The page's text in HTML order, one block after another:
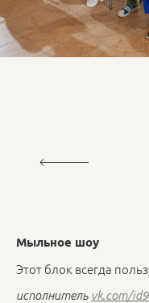
Мыльное шоу
Этот блок всегда
исполнитель vk.com/